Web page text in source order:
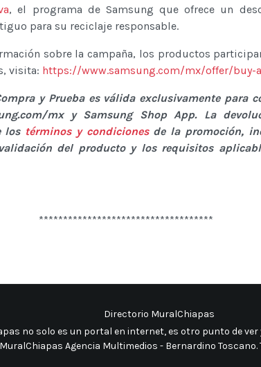
, el programa de Samsung que ofrece un
para su reciclaje responsable.
sobre la campaña, los productos
visita: https://www.samsung.com/mx/offer/buy-
y Prueba es válida exclusivamente para
mx y Samsung Shop App. La
los términos y condicionesde la promoción,
del producto y los requisitos
************************************
Directorio MuralChiapas
no solo es un portal en internet, es otro punto de ver
Agencia Multimedios - Bernardino Toscano.